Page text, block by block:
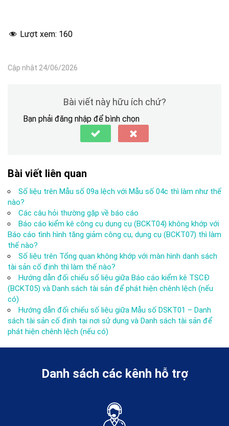
Lượt xem: 160
Cập nhật 24/06/2026
Bài viết này hữu ích chứ?
Bạn phải đăng nhập để bình chọn
Bài viết liên quan
Số liệu trên Mẫu số 09a lệch với Mẫu số 04c thì làm như thế
nào?
Các câu hỏi thường gặp về báo cáo
Báo cáo kiểm kê công cụ dụng cụ (BCKT04) không khớp với
Báo cáo tình hình tăng giảm công cụ, dụng cụ (BCKT07) thì làm
thế nào?
Số liệu trên Tổng quan không khớp với màn hình danh sách
tài sản cố định thì làm thế nào?
Hướng dẫn đối chiếu số liệu giữa Báo cáo kiểm kê TSCĐ
(BCKT05) và Danh sách tài sản để phát hiện chênh lệch (nếu
có)
Hướng dẫn đối chiếu số liệu giữa Mẫu số DSKT01 – Danh
sách tài sản cố định tại nơi sử dụng và Danh sách tài sản để
phát hiện chênh lệch (nếu có)
Danh sách các kênh hỗ trợ